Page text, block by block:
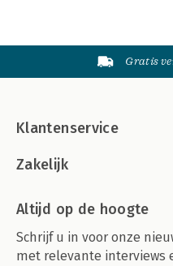
Gratis
Klantenservice
Zakelijk
Altijd op de hoogte
Schrijf u in voor onze
met relevante interviews